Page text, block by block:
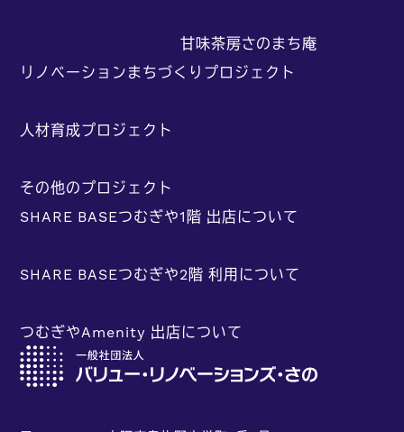
甘味茶房さのまち庵
リノベーションまちづくりプロジェクト
人材育成プロジェクト
その他のプロジェクト
SHARE BASEつむぎや1階 出店について
SHARE BASEつむぎや2階 利用について
つむぎやAmenity 出店について